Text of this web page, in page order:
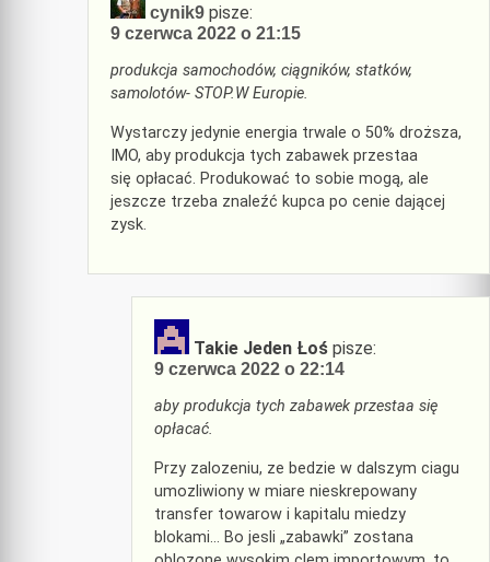
cynik9 pisze:
9 czerwca 2022 o 21:15
produkcja samochodów, ciągników, statków,
samolotów- STOP.W Europie.
Wystarczy jedynie energia trwale o 50% droższa,
IMO, aby produkcja tych zabawek przestaa
się opłacać. Produkować to sobie mogą, ale
jeszcze trzeba znaleźć kupca po cenie dającej
zysk.
Takie Jeden Łoś pisze:
9 czerwca 2022 o 22:14
aby produkcja tych zabawek przestaa się
opłacać.
Przy zalozeniu, ze bedzie w dalszym ciagu
umozliwiony w miare nieskrepowany
transfer towarow i kapitalu miedzy
blokami… Bo jesli „zabawki” zostana